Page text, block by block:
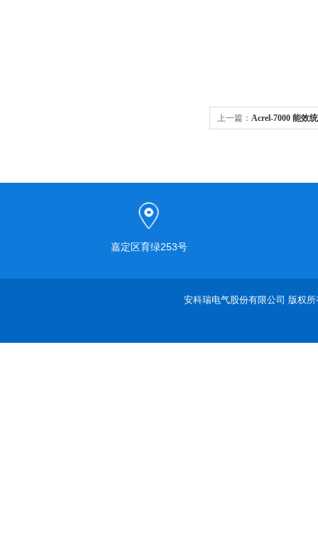
上一篇： Acrel-7000 能效
嘉定区育绿253号
安科瑞电气股份有限公司 版权